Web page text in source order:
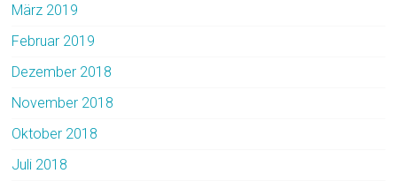
März 2019
Februar 2019
Dezember 2018
November 2018
Oktober 2018
Juli 2018